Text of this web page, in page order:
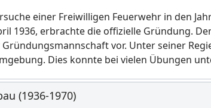
einer Freiwilligen Feuerwehr in den
1936, erbrachte die offizielle Gründung.
vor. Unter seiner
Dies konnte bei vielen Übungen
(1936-1970)